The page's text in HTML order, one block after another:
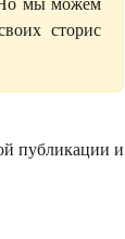
Но мы можем
сторис
публикации и